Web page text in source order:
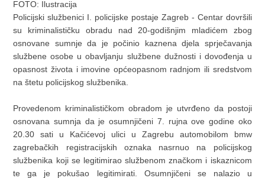
FOTO: Ilustracija
Policijski službenici I. policijske postaje Zagreb - Centar dovršili
su kriminalističku obradu nad 20-godišnjim mladićem zbog
osnovane sumnje da je počinio kaznena djela sprječavanja
službene osobe u obavljanju službene dužnosti i dovođenja u
opasnost života i imovine općeopasnom radnjom ili sredstvom
na štetu policijskog službenika.
Provedenom kriminalističkom obradom je utvrđeno da postoji
osnovana sumnja da je osumnjičeni 7. rujna ove godine oko
20.30 sati u Kačićevoj ulici u Zagrebu automobilom bmw
zagrebačkih registracijskih oznaka nasrnuo na policijskog
službenika koji se legitimirao službenom značkom i iskaznicom
te ga je pokušao legitimirati. Osumnjičeni se nalazio u